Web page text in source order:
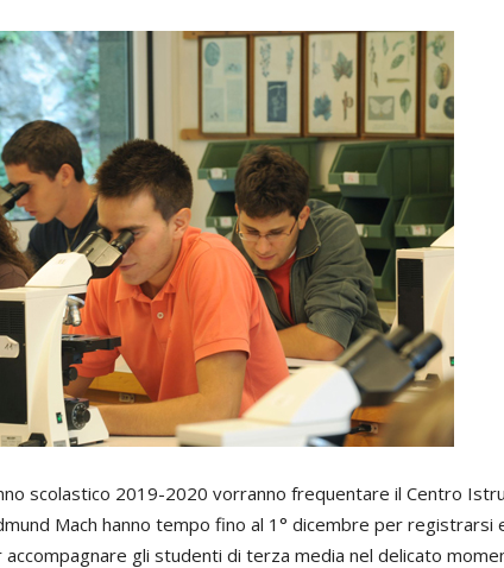
scolastico 2019-2020 vorranno frequentare il Centro
Mach hanno tempo fino al 1° dicembre per registrarsi
gli studenti di terza media nel delicato